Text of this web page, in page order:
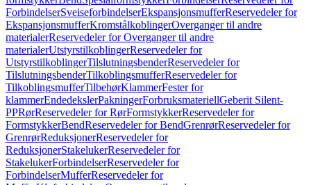
ForbindelserSveiseforbindelserEkspansjonsmufferReservedeler for
EkspansjonsmufferKromstålkoblingerOverganger til andre
materialerReservedeler for Overganger til andre
materialerUtstyrstilkoblingerReservedeler for
UtstyrstilkoblingerTilslutningsbenderReservedeler for
TilslutningsbenderTilkoblingsmufferReservedeler for
TilkoblingsmufferTilbehørKlammerFester for
klammerEndedekslerPakningerForbruksmateriellGeberit Silent-
PPRørReservedeler for RørFormstykkerReservedeler for
FormstykkerBendReservedeler for BendGrenrørReservedeler for
GrenrørReduksjonerReservedeler for
ReduksjonerStakelukerReservedeler for
StakelukerForbindelserReservedeler for
ForbindelserMufferReservedeler for